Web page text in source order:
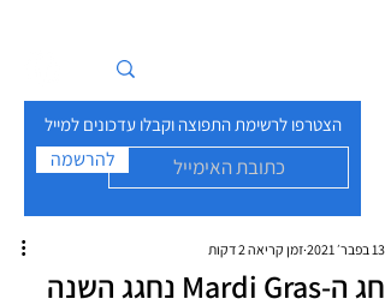
הצטרפו לרשימת התפוצה וקבלו עדכונים למייל
להרשמה
חג ה-Mardi Gras נחגג השנה
13 בפבר׳ 2021 זמן קריאה 2 דקות